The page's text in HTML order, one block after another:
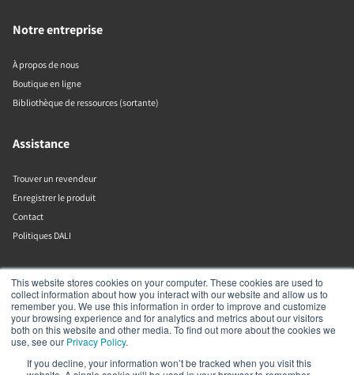
This website stores cookies on your computer. These cookies are used to
collect information about how you interact with our website and allow us to
remember you. We use this information in order to improve and customize
your browsing experience and for analytics and metrics about our visitors
both on this website and other media. To find out more about the cookies we
use, see our Privacy Policy.
If you decline, your information won’t be tracked when you visit this
Notre entreprise
À propos de nous
Boutique en ligne
Bibliothèque de ressources (sortante)
Assistance
Trouver un revendeur
Enregistrer le produit
Contact
Politiques DALI
DALI A/S
Dali Allé 1
Nørager
Nordjylland
9610
Danemark